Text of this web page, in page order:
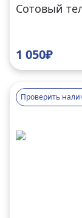
Сотовый
1 050₽
Проверить